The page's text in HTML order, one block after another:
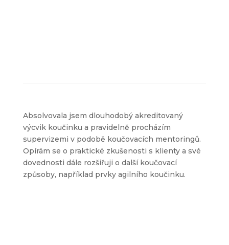
Absolvovala jsem dlouhodobý akreditovaný
výcvik koučinku a pravidelně procházím
supervizemi v podobě koučovacích mentoringů.
Opírám se o praktické zkušenosti s klienty a své
dovednosti dále rozšiřuji o další koučovací
způsoby, například prvky agilního koučinku.